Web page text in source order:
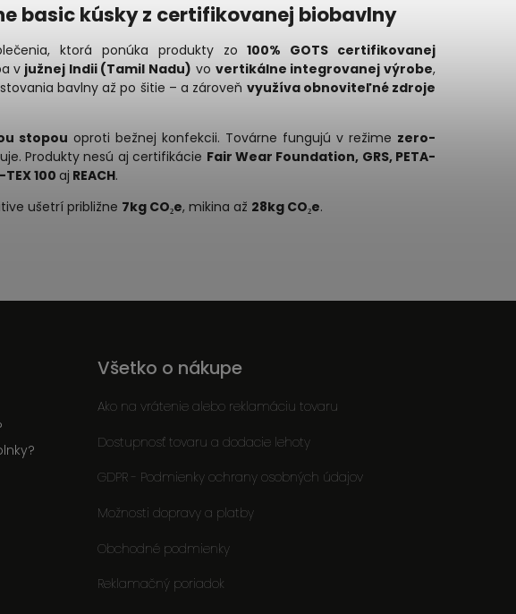
basic kúsky z certifikovanej biobavlny
ktorá ponúka produkty zo100% GOTS certifikovanej
v južnej Indii (Tamil Nadu) vo vertikálne integrovanej výrobe,
bavlny až po šitie – a zároveň využíva obnoviteľné zdroje
stopou oproti bežnej konfekcii. Továrne fungujú v režime zero-
Produkty nesú aj certifikácie Fair Wear Foundation, GRS, PETA-
TEX 100aj REACH.
ušetrí približne 7kg CO₂e, mikina až 28kg CO₂e.
Všetko o nákupe
Ako na vrátenie alebo reklamáciu tovaru
Dostupnosť tovaru a dodacie lehoty
GDPR - Podmienky ochrany osobných údajov
Možnosti dopravy a platby
Obchodné podmienky
Reklamačný poriadok